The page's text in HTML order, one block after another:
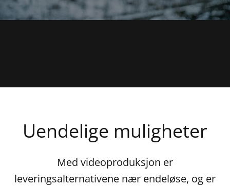
Uendelige muligheter
Med videoproduksjon er
leveringsalternativene nær endeløse, og er